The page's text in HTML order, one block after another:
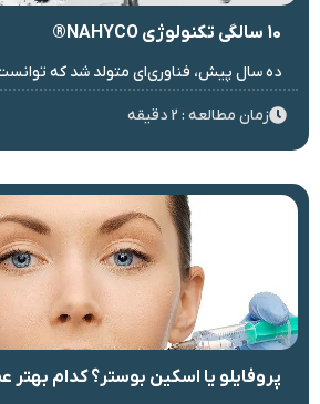
10 سالگی تکنولوژی NAHYCO®
ده سال پیش، فناوری‌ای متولد شد که
زمان مطالعه : 2 دقیقه
پروفایلو یا اسکین بوستر؟ کدام بهتر